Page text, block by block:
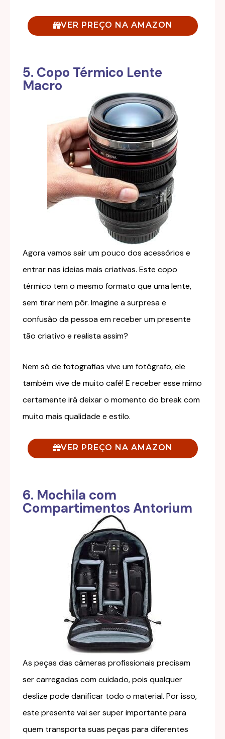
VER PREÇO NA AMAZON
5. Copo Térmico Lente
Macro
Agora vamos sair um pouco dos acessórios e
entrar nas ideias mais criativas. Este copo
térmico tem o mesmo formato que uma lente,
sem tirar nem pôr. Imagine a surpresa e
confusão da pessoa em receber um presente
tão criativo e realista assim?
Nem só de fotografias vive um fotógrafo, ele
também vive de muito café! E receber esse mimo
certamente irá deixar o momento do break com
muito mais qualidade e estilo.
VER PREÇO NA AMAZON
6. Mochila com
Compartimentos Antorium
As peças das câmeras profissionais precisam
ser carregadas com cuidado, pois qualquer
deslize pode danificar todo o material. Por isso,
este presente vai ser super importante para
quem transporta suas peças para diferentes